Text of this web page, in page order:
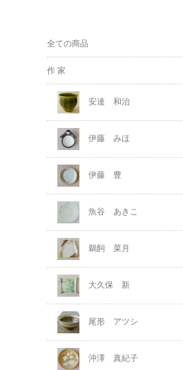
全ての商品
作 家
安達 和治
伊藤 みほ
伊藤 豊
魚谷 あきこ
鵜飼 菜月
大久保 新
尾形 アツシ
沖澤 真紀子